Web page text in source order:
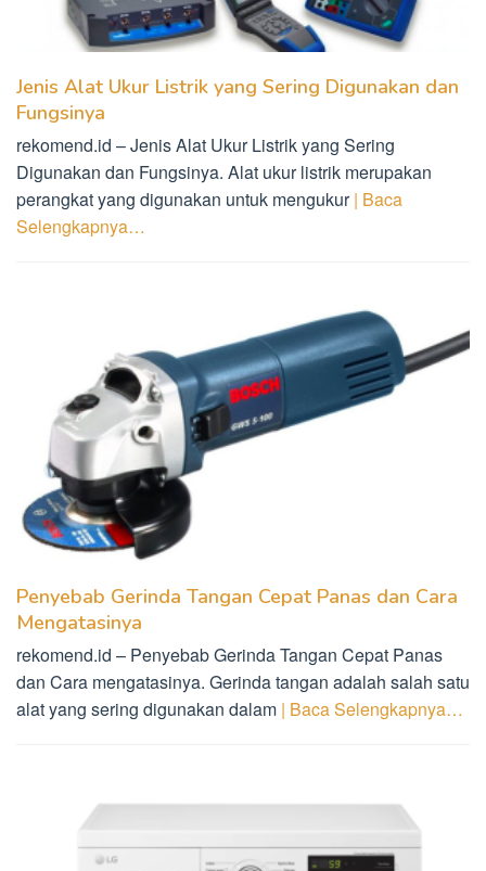
Jenis Alat Ukur Listrik yang Sering Digunakan dan
Fungsinya
rekomend.id – Jenis Alat Ukur Listrik yang Sering
Digunakan dan Fungsinya. Alat ukur listrik merupakan
perangkat yang digunakan untuk mengukur| Baca
Selengkapnya…
Penyebab Gerinda Tangan Cepat Panas dan Cara
Mengatasinya
rekomend.id – Penyebab Gerinda Tangan Cepat Panas
dan Cara mengatasinya. Gerinda tangan adalah salah satu
alat yang sering digunakan dalam | Baca Selengkapnya…